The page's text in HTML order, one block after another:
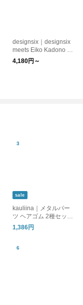
designsix｜designsix
meets Eiko Kadono br
ooch 角野栄子 コラボ
ブローチ コサージュ
4,180円～
sale
kauliina｜メタルパー
ツ ヘアゴム 2種セット
／ プレゼント ギフト
1,386円